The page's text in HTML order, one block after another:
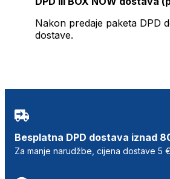
Nakon predaje paketa DPD
dostave.
Besplatna DPD dostava iznad
Za manje narudžbe, cijena dostave 5 €